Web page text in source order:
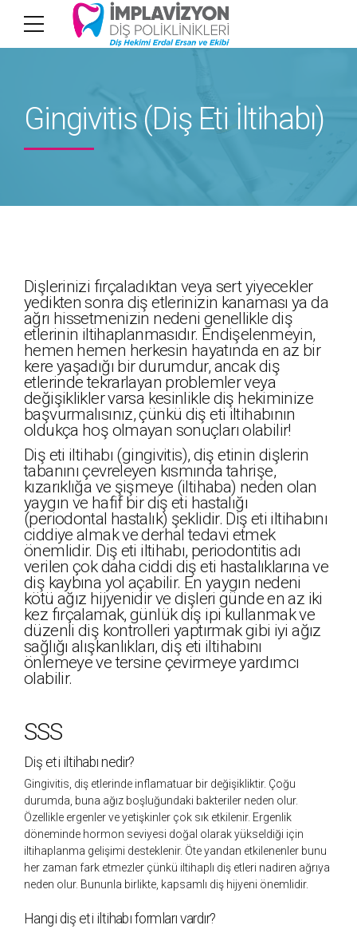
Gingivitis (Diş Eti İltihabı)
Dişlerinizi fırçaladıktan veya sert yiyecekler
yedikten sonra diş etlerinizin kanaması ya da
ağrı hissetmenizin nedeni genellikle diş
etlerinin iltihaplanmasıdır. Endişelenmeyin,
hemen hemen herkesin hayatında en az bir
kere yaşadığı bir durumdur, ancak diş
etlerinde tekrarlayan problemler veya
değişiklikler varsa kesinlikle diş hekiminize
başvurmalısınız, çünkü diş eti iltihabının
oldukça hoş olmayan sonuçları olabilir!
Diş eti iltihabı (gingivitis), diş etinin dişlerin
tabanını çevreleyen kısmında tahrişe,
kızarıklığa ve şişmeye (iltihaba) neden olan
yaygın ve hafif bir diş eti hastalığı
(periodontal hastalık) şeklidir. Diş eti iltihabını
ciddiye almak ve derhal tedavi etmek
önemlidir. Diş eti iltihabı, periodontitis adı
verilen çok daha ciddi diş eti hastalıklarına ve
diş kaybına yol açabilir. En yaygın nedeni
kötü ağız hijyenidir ve dişleri günde en az iki
kez fırçalamak, günlük diş ipi kullanmak ve
düzenli diş kontrolleri yaptırmak gibi iyi ağız
sağlığı alışkanlıkları, diş eti iltihabını
önlemeye ve tersine çevirmeye yardımcı
olabilir.
SSS
Diş eti iltihabı nedir?
Gingivitis, diş etlerinde inflamatuar bir değişikliktir. Çoğu
durumda, buna ağız boşluğundaki bakteriler neden olur.
Özellikle ergenler ve yetişkinler çok sık etkilenir. Ergenlik
döneminde hormon seviyesi doğal olarak yükseldiği için
iltihaplanma gelişimi desteklenir. Öte yandan etkilenenler bunu
her zaman fark etmezler çünkü iltihaplı diş etleri nadiren ağrıya
neden olur. Bununla birlikte, kapsamlı diş hijyeni önemlidir.
Hangi diş eti iltihabı formları vardır?